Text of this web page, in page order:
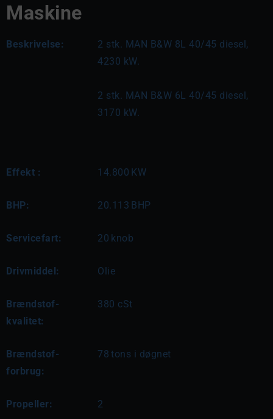
Maskine
Beskrivelse:
2 stk. MAN B&W 8L 40/45 diesel,
4230 kW.
2 stk. MAN B&W 6L 40/45 diesel,
3170 kW.
Effekt : 14.800 KW
BHP: 20.113 BHP
Servicefart: 20 knob
Drivmiddel: Olie
Brændstof-
kvalitet:
380 cSt
Brændstof-
forbrug:
78 tons i døgnet
Propeller: 2